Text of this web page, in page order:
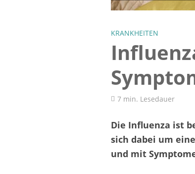
KRANKHEITEN
7 min. Lesedauer
Die Influenza ist
sich dabei um
und mit